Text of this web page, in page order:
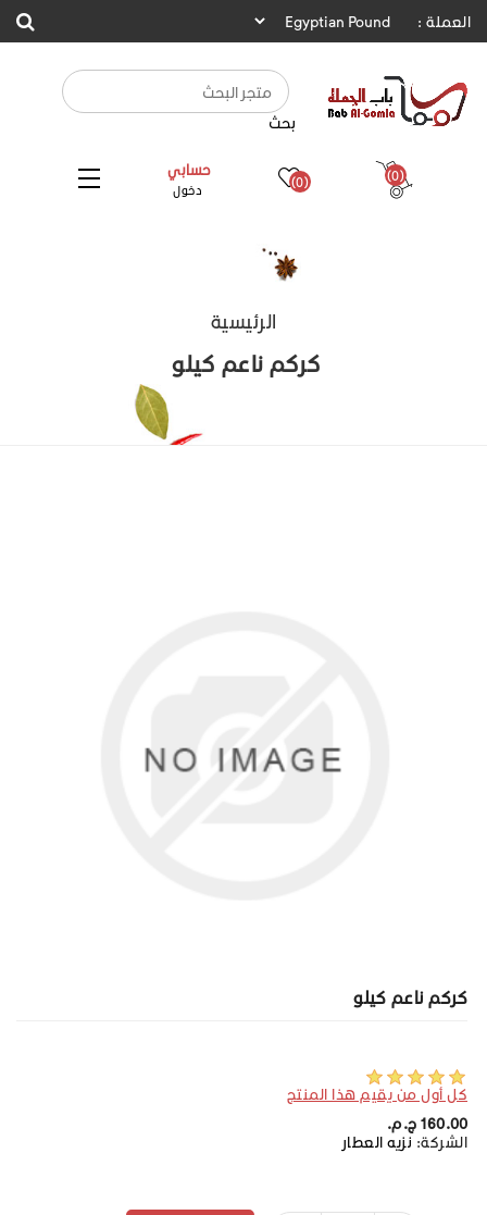
العملة :
بحث
حسابي
دخول (0) (0)
الرئيسية
كركم ناعم كيلو
كركم ناعم كيلو
كل أول من يقيم هذا المنتج
160.00 ج.م.‏
الشركة: نزيه العطار